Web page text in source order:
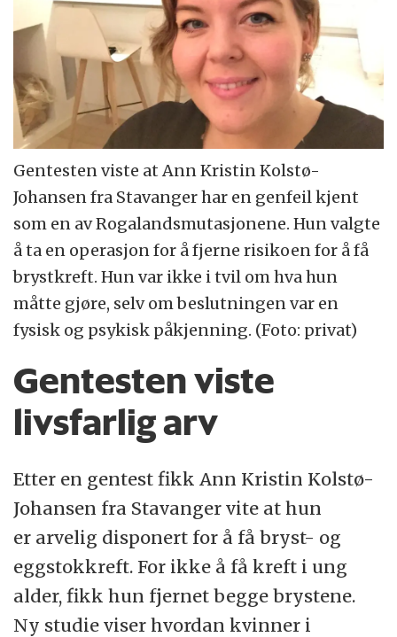
Gentesten viste at Ann Kristin Kolstø-
Johansen fra Stavanger har en genfeil kjent
som en av Rogalandsmutasjonene. Hun valgte
å ta en operasjon for å fjerne risikoen for å få
brystkreft. Hun var ikke i tvil om hva hun
måtte gjøre, selv om beslutningen var en
fysisk og psykisk påkjenning. (Foto: privat)
Gentesten viste
livsfarlig arv
Etter en gentest fikk Ann Kristin Kolstø-
Johansen fra Stavanger vite at hun
er arvelig disponert for å få bryst- og
eggstokkreft. For ikke å få kreft i ung
alder, fikk hun fjernet begge brystene.
Ny studie viser hvordan kvinner i